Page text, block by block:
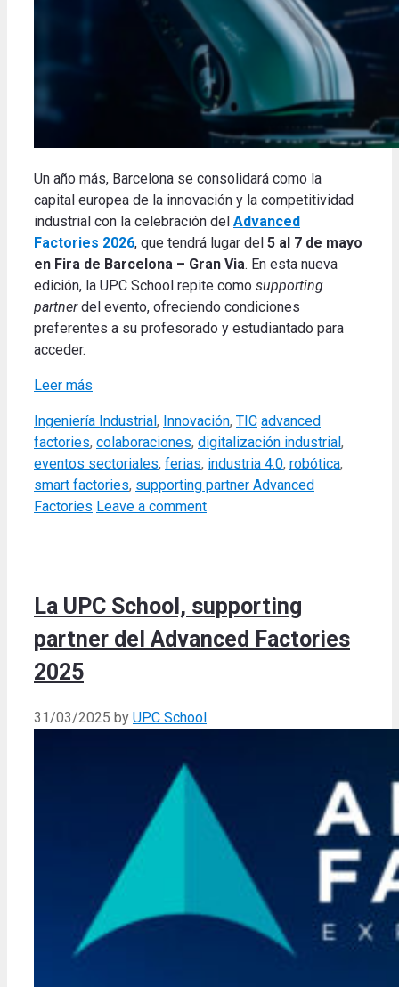
Un año más, Barcelona se consolidará como la
capital europea de la innovación y la competitividad
industrial con la celebración del Advanced
Factories 2026, que tendrá lugar del 5 al 7 de mayo
en Fira de Barcelona – Gran Via. En esta nueva
edición, la UPC School repite como supporting
partnerdel evento, ofreciendo condiciones
preferentes a su profesorado y estudiantado para
acceder.
Leer más
Categories
Ingeniería Industrial , Innovación, TIC Tags
advanced
factories, colaboraciones, digitalización industrial ,
eventos sectoriales, ferias, industria 4.0, robótica,
smart factories, supporting partner Advanced
Factories Leave a comment
La UPC School, supporting
partner del Advanced Factories
2025
31/03/2025 by UPC School